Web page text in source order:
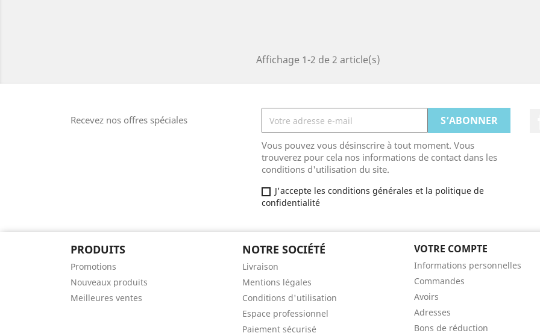
Affichage 1-2 de 2 article(s)
Recevez nos offres spéciales
Vous pouvez vous désinscrire à tout moment. Vous
trouverez pour cela nos informations de contact dans les
conditions d'utilisation du site.
J'accepte les conditions générales et la politique de
confidentialité
PRODUITS
Promotions
Nouveaux produits
Meilleures ventes
NOTRE SOCIÉTÉ
Livraison
Mentions légales
Conditions d'utilisation
Espace professionnel
Paiement sécurisé
VOTRE COMPTE
Informations personnelles
Commandes
Avoirs
Adresses
Bons de réduction